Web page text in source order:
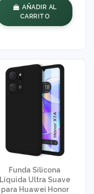
AÑADIR AL
CARRITO
Funda Silicona
Líquida Ultra Suave
para Huawei Honor